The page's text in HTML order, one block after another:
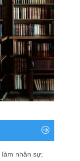
làm nhân sự;